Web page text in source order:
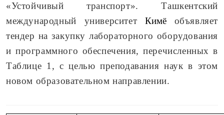
«Устойчивый транспорт». Ташкентский
международный университет Кимёобъявляет
тендер на закупку лабораторного оборудования
и программного обеспечения, перечисленных в
Таблице 1, с целью преподавания наук в этом
новом образовательном направлении.